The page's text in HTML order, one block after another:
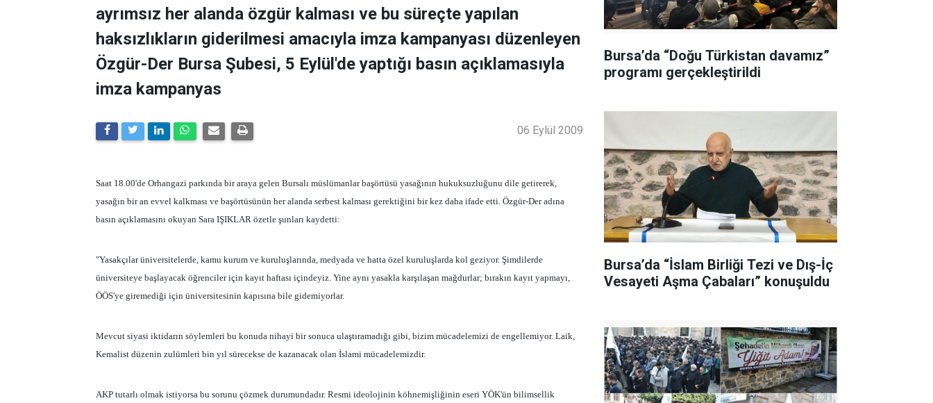
ayrımsız her alanda özgür kalması ve bu süreçte yapılan
haksızlıkların giderilmesi amacıyla imza kampanyası düzenleyen
Özgür-Der Bursa Şubesi, 5 Eylül'de yaptığı basın açıklamasıyla
imza kampanyas
06 Eylül 2009
Saat 18.00'de Orhangazi parkında bir araya gelen Bursalı müslümanlar başörtüsü yasağının hukuksuzluğunu dile getirerek,
yasağın bir an evvel kalkması ve başörtüsünün her alanda serbest kalması gerektiğini bir kez daha ifade etti. Özgür-Der adına
basın açıklamasını okuyan Sara IŞIKLAR özetle şunları kaydetti:
"Yasakçılar üniversitelerde, kamu kurum ve kuruluşlarında, medyada ve hatta özel kuruluşlarda kol geziyor. Şimdilerde
üniversiteye başlayacak öğrenciler için kayıt haftası içindeyiz. Yine aynı yasakla karşılaşan mağdurlar; bırakın kayıt yapmayı,
ÖÖS'ye giremediği için üniversitesinin kapısına bile gidemiyorlar.
Mevcut siyasi iktidarın söylemleri bu konuda nihayi bir sonuca ulaştıramadığı gibi, bizim mücadelemizi de engellemiyor. Laik,
Kemalist düzenin zulümleri bin yıl sürecekse de kazanacak olan İslami mücadelemizdir.
AKP tutarlı olmak istiyorsa bu sorunu çözmek durumundadır. Resmi ideolojinin köhnemişliğinin eseri YÖK'ün bilimsellik
Bursa’da “Doğu Türkistan davamız”
programı gerçekleştirildi
Bursa’da “İslam Birliği Tezi ve Dış-İç
Vesayeti Aşma Çabaları” konuşuldu